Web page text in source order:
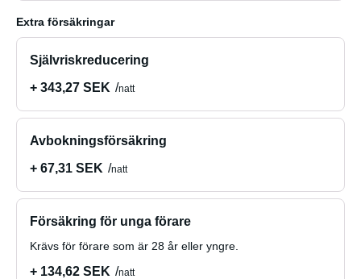
Extra försäkringar
Självriskreducering
+ 343,27 SEK
natt
Avbokningsförsäkring
+ 67,31 SEK
natt
Försäkring för unga förare
Krävs för förare som är 28 år eller yngre.
+ 134,62 SEK natt